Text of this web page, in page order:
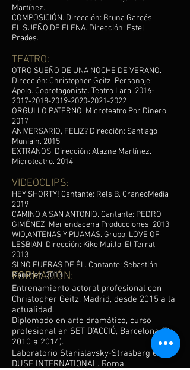
Martínez.
COMPOSICIÓN. Dirección: Bruna Garcés.
EL SUEÑO DE ELENA. Dirección: Estel
Prades.
TEATRO:
OTRO SUEÑO DE UNA NOCHE DE VERANO.
Dirección: Christopher Geitz. Personaje:
Apolo. Coprotagonista. Teatro Lara. 2016-
2017-2018-2019-2020-2021-2022
ORGULLO PATERNO. Microteatro Por Dinero.
2017
ANIVERSARIO, FELIZ? Dirección: Santiago
Muniain. 2015
EXTRAÑOS. Dirección: Alazne Martínez.
Microteatro. 2014
VIDEOCLIPS:
HEY SHORTY! Cantante: Rels B. CraneoMedia
2019
CAMINO A SAN ANTONIO. Cantante: PEDRO
GIMÉNEZ. Meriendacena Producciones. 2013
WIO,ANTENAS Y PIJAMAS. Grupo: LOVE OF
LESBIAN. Dirección: Kike Maillo. El Terrat.
2013
SI NO FUERAS DE ÉL. Cantante: Sebastián
Ramírez. 2013
FORMACIÓN:
Entrenamiento actoral profesional con
Christopher Geitz, Madrid, desde 2015 a la
actualidad.
Diplomado en arte dramático, curso
profesional en SET D’ACCIÓ, Barcelona (De
2010 a 2014).
Laboratorio Stanislavsky‐Strasberg en
DUSE INTERNATIONAL. Roma.